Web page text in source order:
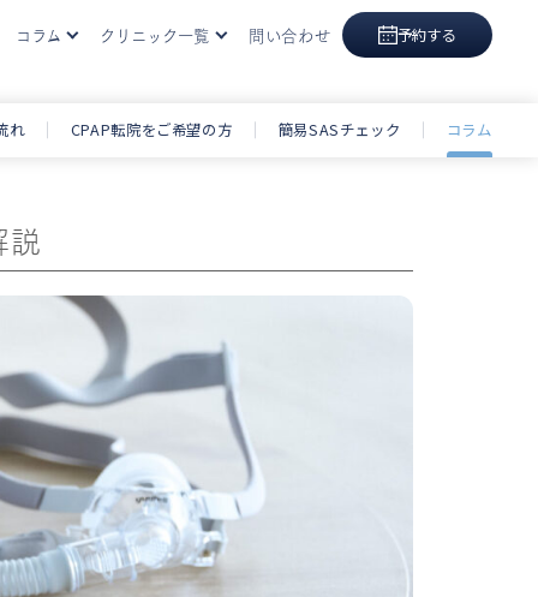
コラム クリニック一覧 問い合わせ 予約する
れ CPAP転院をご希望の方 簡易SASチェック コラム
説